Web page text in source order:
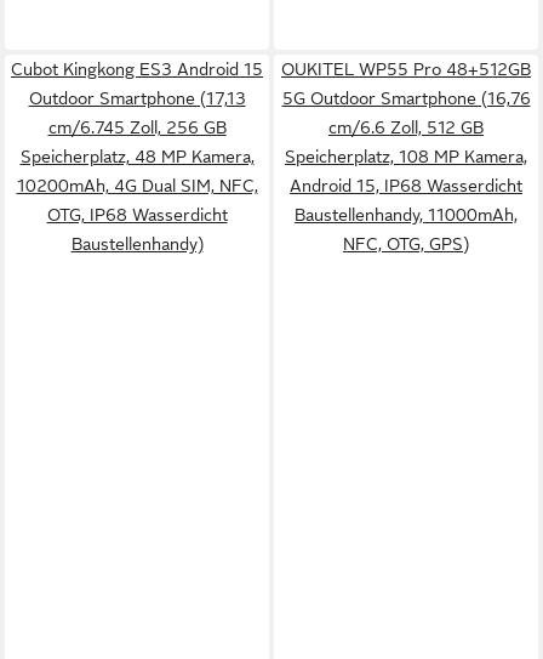
Cubot Kingkong ES3 Android 15
Outdoor Smartphone (17,13
cm/6.745 Zoll, 256 GB
Speicherplatz, 48 MP Kamera,
10200mAh, 4G Dual SIM, NFC,
OTG, IP68 Wasserdicht
Baustellenhandy)
OUKITEL WP55 Pro 48+512GB
5G Outdoor Smartphone (16,76
cm/6.6 Zoll, 512 GB
Speicherplatz, 108 MP Kamera,
Android 15, IP68 Wasserdicht
Baustellenhandy, 11000mAh,
NFC, OTG, GPS)